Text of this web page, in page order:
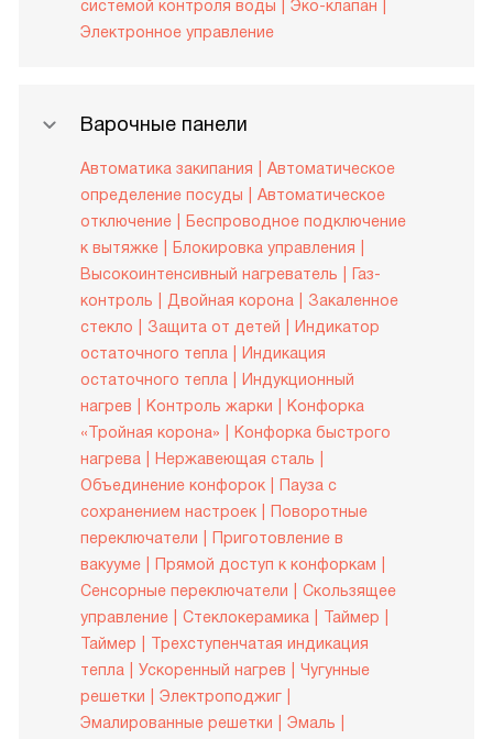
системой контроля воды
Эко-клапан
Электронное управление
Варочные панели
Автоматика закипания
Автоматическое
определение посуды
Автоматическое
отключение
Беспроводное подключение
к вытяжке
Блокировка управления
Высокоинтенсивный нагреватель
Газ-
контроль
Двойная корона
Закаленное
стекло
Защита от детей
Индикатор
остаточного тепла
Индикация
остаточного тепла
Индукционный
нагрев
Контроль жарки
Конфорка
«Тройная корона»
Конфорка быстрого
нагрева
Нержавеющая сталь
Объединение конфорок
Пауза с
сохранением настроек
Поворотные
переключатели
Приготовление в
вакууме
Прямой доступ к конфоркам
Сенсорные переключатели
Скользящее
управление
Стеклокерамика
Таймер
Таймер
Трехступенчатая индикация
тепла
Ускоренный нагрев
Чугунные
решетки
Электроподжиг
Эмалированные решетки
Эмаль